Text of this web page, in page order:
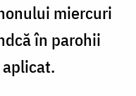
miercuri
în parohii